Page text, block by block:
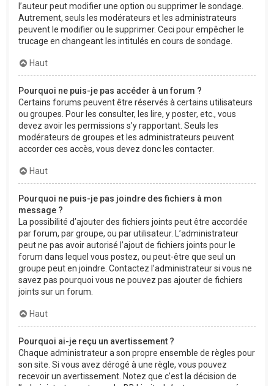
l’auteur peut modifier une option ou supprimer le sondage.
Autrement, seuls les modérateurs et les administrateurs
peuvent le modifier ou le supprimer. Ceci pour empêcher le
trucage en changeant les intitulés en cours de sondage.
Haut
Pourquoi ne puis-je pas accéder à un forum ?
Certains forums peuvent être réservés à certains utilisateurs
ou groupes. Pour les consulter, les lire, y poster, etc., vous
devez avoir les permissions s’y rapportant. Seuls les
modérateurs de groupes et les administrateurs peuvent
accorder ces accès, vous devez donc les contacter.
Haut
Pourquoi ne puis-je pas joindre des fichiers à mon
message ?
La possibilité d’ajouter des fichiers joints peut être accordée
par forum, par groupe, ou par utilisateur. L’administrateur
peut ne pas avoir autorisé l’ajout de fichiers joints pour le
forum dans lequel vous postez, ou peut-être que seul un
groupe peut en joindre. Contactez l’administrateur si vous ne
savez pas pourquoi vous ne pouvez pas ajouter de fichiers
joints sur un forum.
Haut
Pourquoi ai-je reçu un avertissement ?
Chaque administrateur a son propre ensemble de règles pour
son site. Si vous avez dérogé à une règle, vous pouvez
recevoir un avertissement. Notez que c’est la décision de